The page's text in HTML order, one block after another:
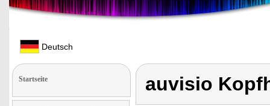
Deutsch
Startseite auvisio